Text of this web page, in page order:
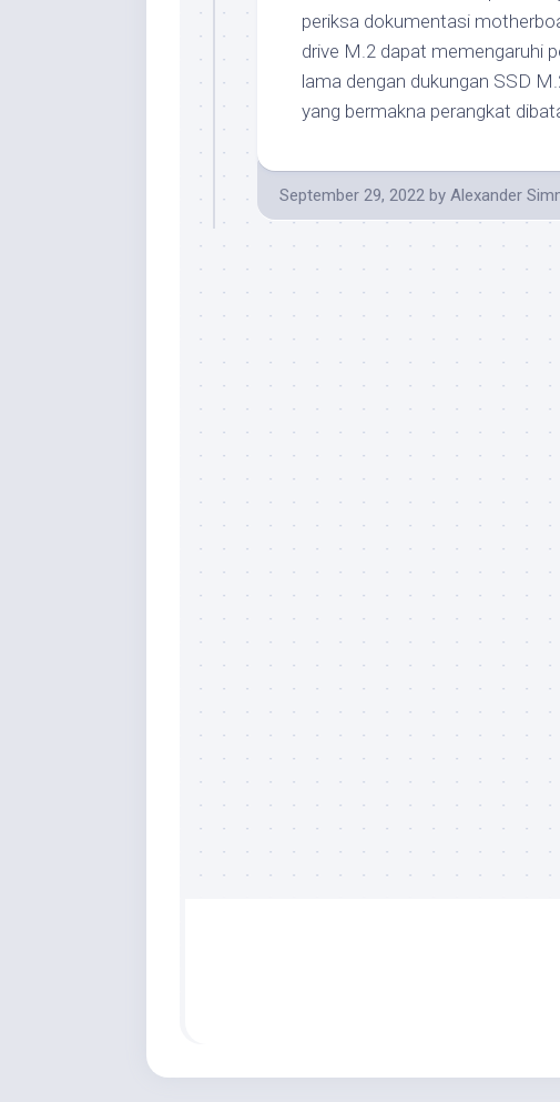
periksa dokumentasi
drive M.2 dapat memengaruhi
lama dengan dukungan SSD
yang bermakna perangkat
September 29, 2022 by Alexander